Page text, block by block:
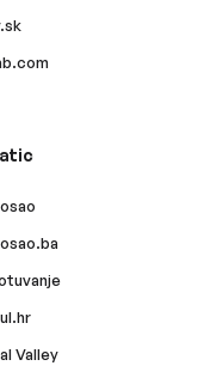
Valley